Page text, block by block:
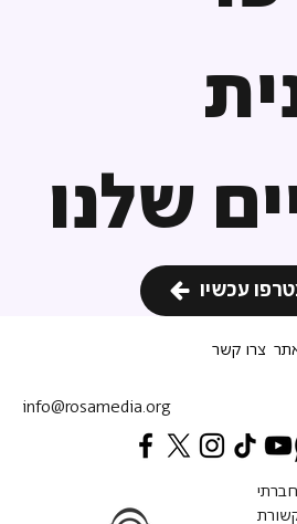
שלנו
עכשיו
info@rosamedia.org
צרו קשר